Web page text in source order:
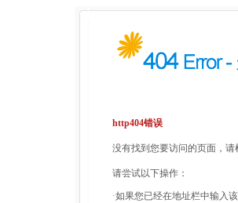
http404错误
没有找到您要访问的页面，
请尝试以下操作：
·如果您已经在地址栏中输入